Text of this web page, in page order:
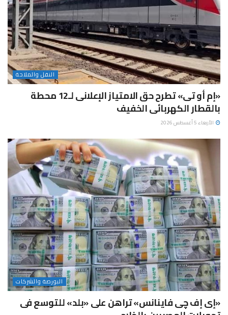
النقل والملاحة
«إم أو تى» تطرح حق الامتياز الإعلانى لـ12 محطة
بالقطار الكهربائى الخفيف
الأربعاء 5 أغسطس 2026
البورصة والشركات
«إى إف چى فاينانس» تراهن على «بلد» للتوسع فى